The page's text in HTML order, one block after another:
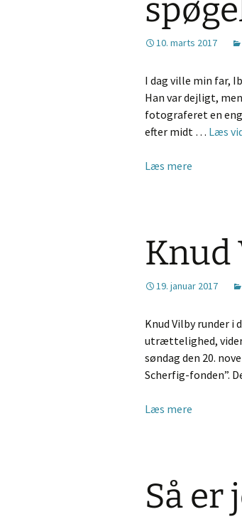
10. marts 2017
I dag ville min far,
Han var dejligt,
fotograferet en
efter midt … Læs
Læs mere
Knud
19. januar 2017
Knud Vilby runder i
utrættelighed,
søndag den 20.
Scherfig-fonden”.
Læs mere
Så er